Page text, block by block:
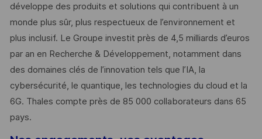
développe des produits et solutions qui contribuent à un
monde plus sûr, plus respectueux de l’environnement et
plus inclusif. Le Groupe investit près de 4,5 milliards d’euros
par an en Recherche & Développement, notamment dans
des domaines clés de l’innovation tels que l’IA, la
cybersécurité, le quantique, les technologies du cloud et la
6G. Thales compte près de 85 000 collaborateurs dans 65
pays. ​